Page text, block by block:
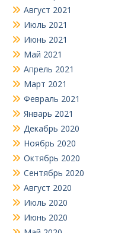
Август 2021
Июль 2021
Июнь 2021
Май 2021
Апрель 2021
Март 2021
Февраль 2021
Январь 2021
Декабрь 2020
Ноябрь 2020
Октябрь 2020
Сентябрь 2020
Август 2020
Июль 2020
Июнь 2020